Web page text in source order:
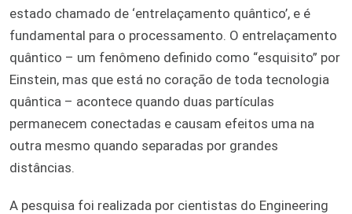
estado chamado de ‘entrelaçamento quântico’, e é
fundamental para o processamento. O entrelaçamento
quântico – um fenômeno definido como “esquisito” por
Einstein, mas que está no coração de toda tecnologia
quântica – acontece quando duas partículas
permanecem conectadas e causam efeitos uma na
outra mesmo quando separadas por grandes
distâncias.
A pesquisa foi realizada por cientistas do Engineering